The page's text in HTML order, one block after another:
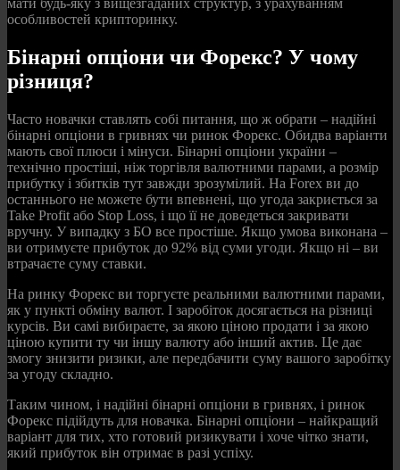
мати будь-яку з вищезгаданих структур, з урахуванням
особливостей крипторинку.
Бінарні опціони чи Форекс? У чому
різниця?
Часто новачки ставлять собі питання, що ж обрати – надійні
бінарні опціони в гривнях чи ринок Форекс. Обидва варіанти
мають свої плюси і мінуси. Бінарні опціони україни –
технічно простіші, ніж торгівля валютними парами, а розмір
прибутку і збитків тут завжди зрозумілий. На Forex ви до
останнього не можете бути впевнені, що угода закриється за
Take Profit або Stop Loss, і що її не доведеться закривати
вручну. У випадку з БО все простіше. Якщо умова виконана –
ви отримуєте прибуток до 92% від суми угоди. Якщо ні – ви
втрачаєте суму ставки.
На ринку Форекс ви торгуєте реальними валютними парами,
як у пункті обміну валют. І заробіток досягається на різниці
курсів. Ви самі вибираєте, за якою ціною продати і за якою
ціною купити ту чи іншу валюту або інший актив. Це дає
змогу знизити ризики, але передбачити суму вашого заробітку
за угоду складно.
Таким чином, і надійні бінарні опціони в гривнях, і ринок
Форекс підійдуть для новачка. Бінарні опціони – найкращий
варіант для тих, хто готовий ризикувати і хоче чітко знати,
який прибуток він отримає в разі успіху.